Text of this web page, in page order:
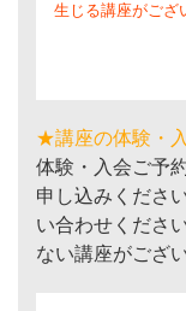
生じる講座がござ
★講座の体験・
体験・入会ご予
申し込みくださ
い合わせくださ
ない講座がござ